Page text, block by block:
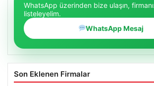
WhatsApp üzerinden bize ulaşın,
listeleyelim.
WhatsApp Mesaj
Son Eklenen Firmalar